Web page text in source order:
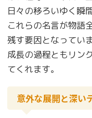
日々の移ろいゆく瞬
これらの名言が物語
残す要因となってい
成長の過程ともリン
てくれます。
意外な展開と深い